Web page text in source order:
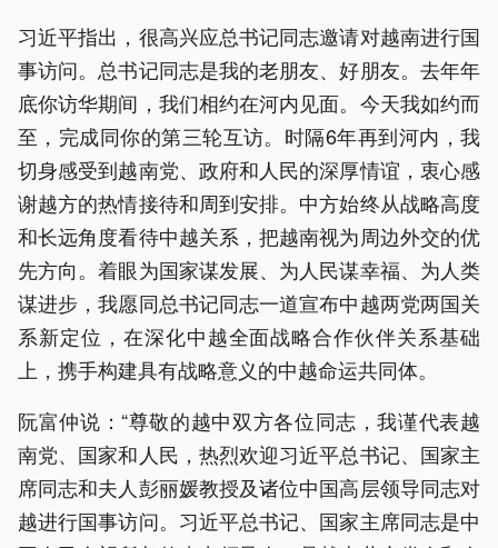
习近平指出，很高兴应总书记同志邀请对越南进行国
事访问。总书记同志是我的老朋友、好朋友。去年年
底你访华期间，我们相约在河内见面。今天我如约而
至，完成同你的第三轮互访。时隔6年再到河内，我
切身感受到越南党、政府和人民的深厚情谊，衷心感
谢越方的热情接待和周到安排。中方始终从战略高度
和长远角度看待中越关系，把越南视为周边外交的优
先方向。着眼为国家谋发展、为人民谋幸福、为人类
谋进步，我愿同总书记同志一道宣布中越两党两国关
系新定位，在深化中越全面战略合作伙伴关系基础
上，携手构建具有战略意义的中越命运共同体。
阮富仲说：“尊敬的越中双方各位同志，我谨代表越
南党、国家和人民，热烈欢迎习近平总书记、国家主
席同志和夫人彭丽媛教授及诸位中国高层领导同志对
越进行国事访问。习近平总书记、国家主席同志是中